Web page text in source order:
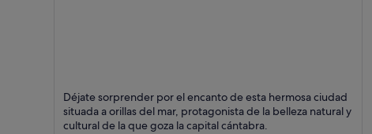
Santander
Puntos fuertes: Playas, Compras y Patrimonio
histórico
Déjate sorprender por el encanto de esta hermosa ciudad
situada a orillas del mar, protagonista de la belleza natural y
cultural de la que goza la capital cántabra.